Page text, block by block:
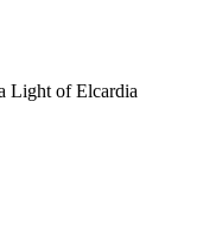
Light of Elcardia